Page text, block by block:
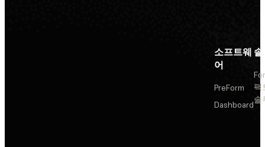
소프트웨
어
PreForm
Dashboard
팩
솔